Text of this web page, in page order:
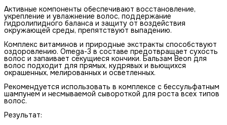
Активные компоненты обеспечивают восстановление,
укрепление и увлажнение волос, поддержание
гидролипидного баланса и защиту от воздействия
окружающей среды, препятствуют выпадению.
Комплекс витаминов и природные экстракты способствуют
оздоровлению. Omega-3 в составе предотвращает сухость
волос и запаивает секущиеся кончики. Бальзам Beon для
волос подходит для прямых, кудрявых и вьющихся
окрашенных, мелированных и осветленных.
Рекомендуется использовать в комплексе с бессульфатным
шампунем и несмываемой сывороткой для роста всех типов
волос.
Результат: